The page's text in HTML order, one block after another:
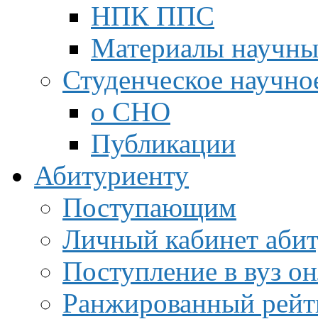
НПК ППС
Материалы
Студенческое
о СНО
Публикации
Абитуриенту
Поступающим
Личный кабинет
Поступление в вуз
Ранжированный